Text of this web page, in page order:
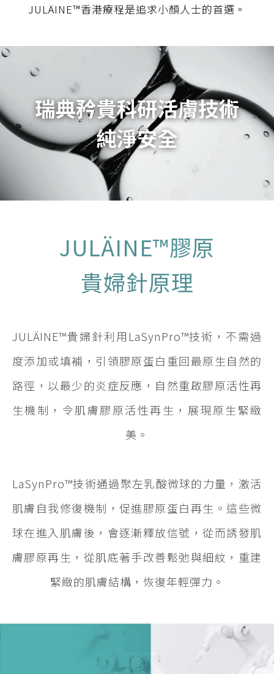
JULÄINE™香港療程是追求小顏人士的首選。
JULÄINE™膠原
貴婦針原理
JULÄINE™貴婦針利用LaSynPro™技術，不需過
度添加或填補，引領膠原蛋白重回最原生自然的
路徑，以最少的炎症反應，自然重啟膠原活性再
生機制，令肌膚膠原活性再生，展現原生緊緻
美。
LaSynPro™技術通過聚左乳酸微球的力量，激活
肌膚自我修復機制，促進膠原蛋白再生。這些微
球在進入肌膚後，會逐漸釋放信號，從而誘發肌
膚膠原再生，從肌底著手改善鬆弛與細紋，重建
緊緻的肌膚結構，恢復年輕彈力。